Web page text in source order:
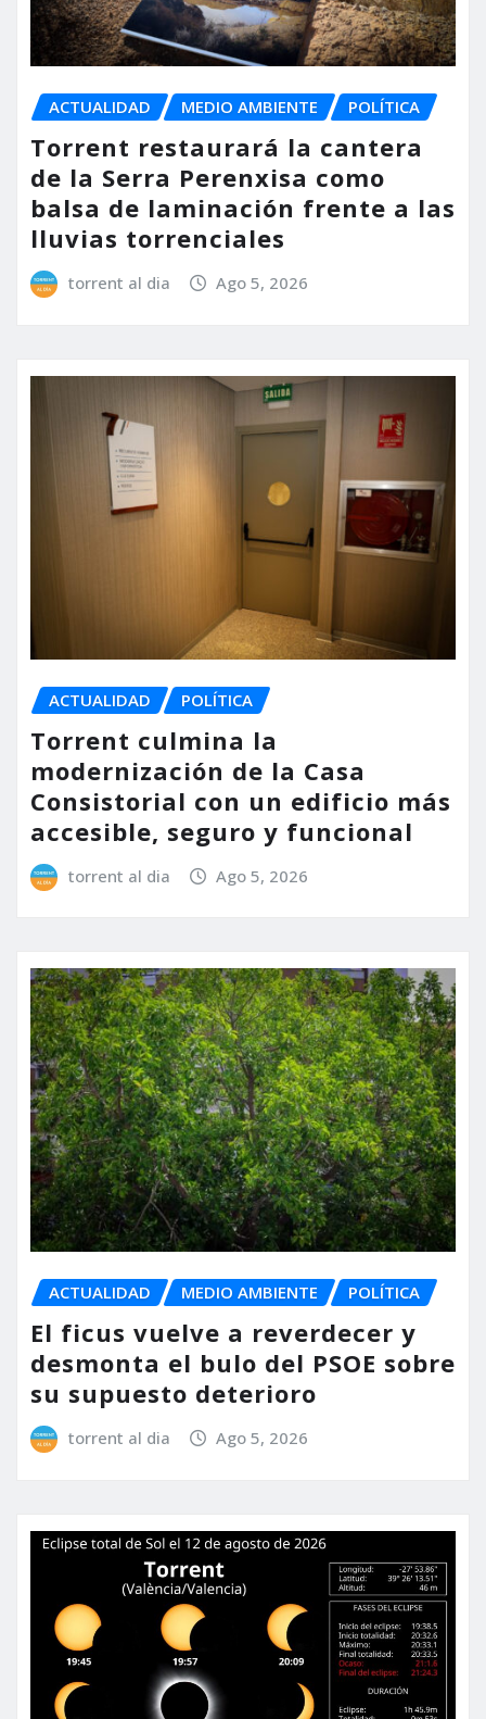
ACTUALIDAD MEDIO AMBIENTE POLÍTICA
Torrent restaurará la cantera
de la Serra Perenxisa como
balsa de laminación frente a las
lluvias torrenciales
torrent al dia Ago 5, 2026
ACTUALIDAD POLÍTICA
Torrent culmina la
modernización de la Casa
Consistorial con un edificio más
accesible, seguro y funcional
torrent al dia Ago 5, 2026
ACTUALIDAD MEDIO AMBIENTE POLÍTICA
El ficus vuelve a reverdecer y
desmonta el bulo del PSOE sobre
su supuesto deterioro
torrent al dia Ago 5, 2026